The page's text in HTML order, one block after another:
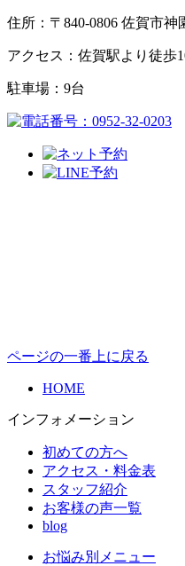
住所：〒840-0806 佐賀市神
アクセス：佐賀駅より徒歩
駐車場：9台
ページの一番上に戻る
HOME
インフォメーション
初めての方へ
アクセス・料金表
スタッフ紹介
お客様の声一覧
blog
お悩み別メニュー